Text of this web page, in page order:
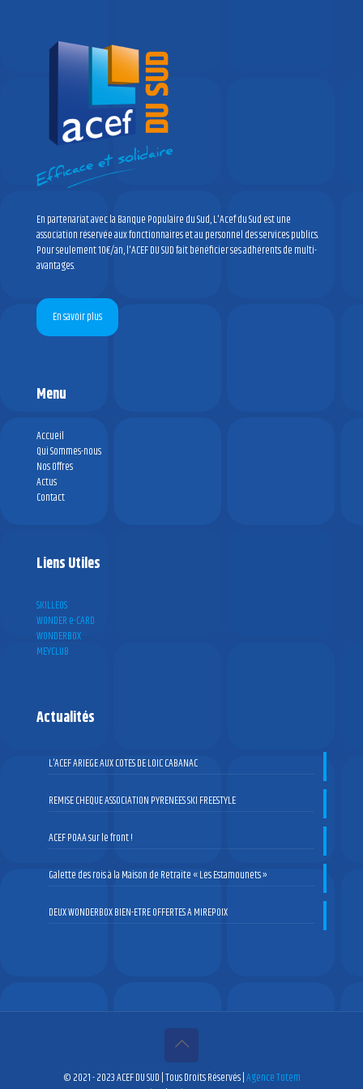
En partenariat avec la Banque Populaire du Sud, L'Acef du Sud est une
association réservée aux fonctionnaires et au personnel des services publics.
Pour seulement 10€/an, l'ACEF DU SUD fait bénéficier ses adhérents de multi-
avantages.
En savoir plus
Menu
Accueil
Qui Sommes-nous
Nos Offres
Actus
Contact
Liens Utiles
SKILLEOS
WONDER e-CARD
WONDERBOX
MEYCLUB
Actualités
L’ACEF ARIEGE AUX COTES DE LOIC CABANAC
REMISE CHEQUE ASSOCIATION PYRENEES SKI FREESTYLE
ACEF POAA sur le front !
Galette des rois à la Maison de Retraite « Les Estamounets »
DEUX WONDERBOX BIEN-ETRE OFFERTES A MIREPOIX
© 2021 - 2023 ACEF DU SUD | Tous Droits Réservés | Agence Totem